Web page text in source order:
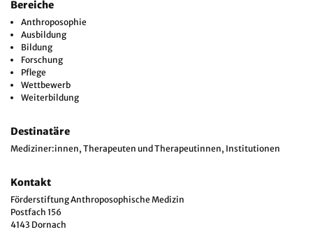
Bereiche
Anthroposophie
Ausbildung
Bildung
Forschung
Pflege
Wettbewerb
Weiterbildung
Destinatäre
Mediziner:innen, Therapeuten und Therapeutinnen, Institutionen
Kontakt
Förderstiftung Anthroposophische Medizin
Postfach 156
4143 Dornach